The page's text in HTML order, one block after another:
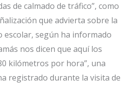
de calmado de tráfico”, como
que advierta sobre la
escolar, según ha informado
nos dicen que aquí los
kilómetros por hora”, una
registrado durante la visita de